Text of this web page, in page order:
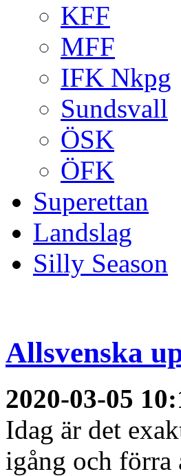
KFF
MFF
IFK Nkpg
Sundsvall
ÖSK
ÖFK
Superettan
Landslag
Silly Season
Allsvenska
2020-03-05
Idag är det
igång och förra